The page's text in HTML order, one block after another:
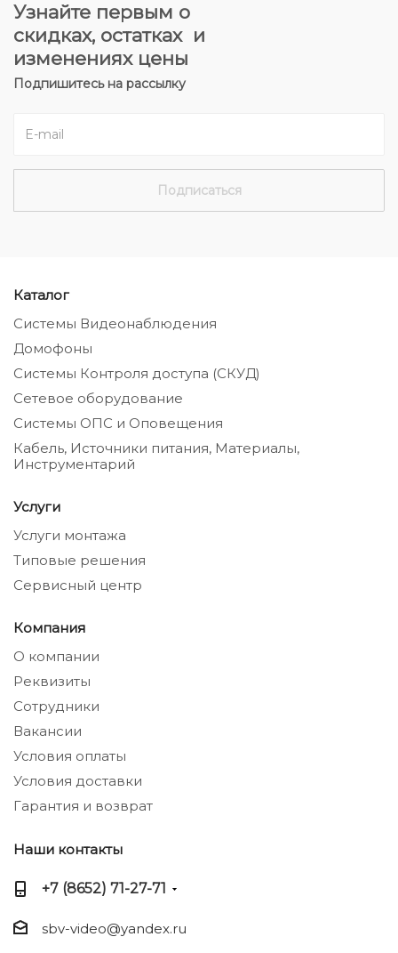
Узнайте первым о
скидках, остатках и
изменениях цены
Подпишитесь на рассылку
Каталог
Системы Видеонаблюдения
Домофоны
Системы Контроля доступа (СКУД)
Сетевое оборудование
Системы ОПС и Оповещения
Кабель, Источники питания, Материалы,
Инструментарий
Услуги
Услуги монтажа
Типовые решения
Сервисный центр
Компания
О компании
Реквизиты
Сотрудники
Вакансии
Условия оплаты
Условия доставки
Гарантия и возврат
Наши контакты
+7 (8652) 71-27-71
sbv-video@yandex.ru